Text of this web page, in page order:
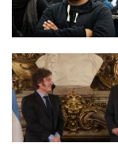
Imagen